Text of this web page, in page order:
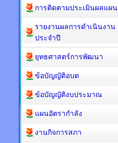
การติดตามประเมินผลแผน
รายงานผลการดำเนินงาน
ประจำปี
ยุทธศาสตร์การพัฒนา
ข้อบัญญัติอบต
ข้อบัญญัติงบประมาณ
แผนอัตรากำลัง
งานกิจการสภา